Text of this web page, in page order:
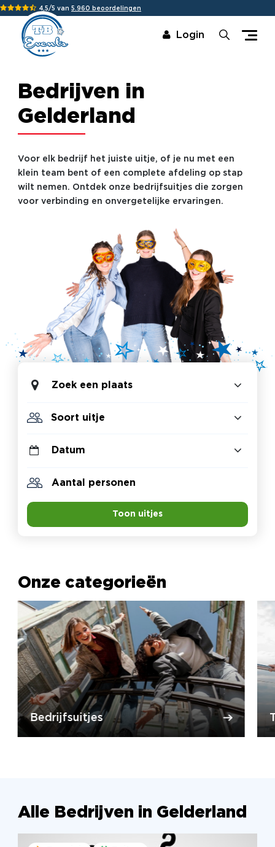
4,5/5 van 5.960 beoordelingen
Login
Bedrijven in
Gelderland
Voor elk bedrijf het juiste uitje, of je nu met een
klein team bent of een complete afdeling op stap
wilt nemen. Ontdek onze bedrijfsuitjes die zorgen
voor verbinding en onvergetelijke ervaringen.
Zoek een plaats
Toon uitjes
Onze categorieën
Bedrijfsuitjes
Alle Bedrijven in Gelderland